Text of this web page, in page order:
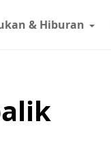
& Hiburan